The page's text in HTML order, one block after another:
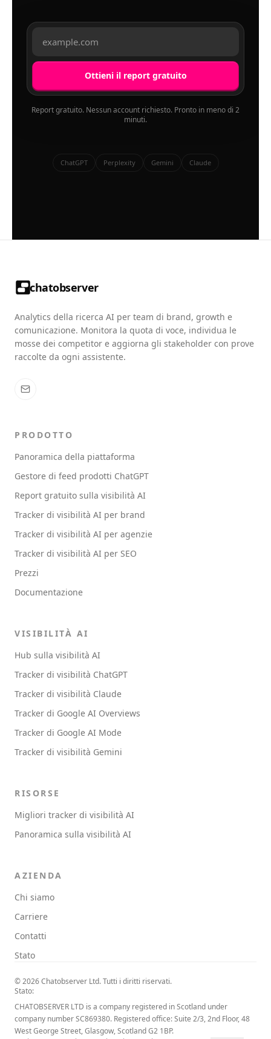
Ottieni il report gratuito
Report gratuito. Nessun account richiesto. Pronto in meno di 2
minuti.
ChatGPT Perplexity Gemini Claude
chatobserver
Analytics della ricerca AI per team di brand, growth e
comunicazione. Monitora la quota di voce, individua le
mosse dei competitor e aggiorna gli stakeholder con prove
raccolte da ogni assistente.
PRODOTTO
Panoramica della piattaforma
Gestore di feed prodotti ChatGPT
Report gratuito sulla visibilità AI
Tracker di visibilità AI per brand
Tracker di visibilità AI per agenzie
Tracker di visibilità AI per SEO
Prezzi
Documentazione
VISIBILITÀ AI
Hub sulla visibilità AI
Tracker di visibilità ChatGPT
Tracker di visibilità Claude
Tracker di Google AI Overviews
Tracker di Google AI Mode
Tracker di visibilità Gemini
RISORSE
Migliori tracker di visibilità AI
Panoramica sulla visibilità AI
AZIENDA
Chi siamo
Carriere
Contatti
Stato
© 2026 Chatobserver Ltd. Tutti i diritti riservati.
Stato:
CHATOBSERVER LTD is a company registered in Scotland under
company number SC869380. Registered office: Suite 2/3, 2nd Floor, 48
West George Street, Glasgow, Scotland G2 1BP.